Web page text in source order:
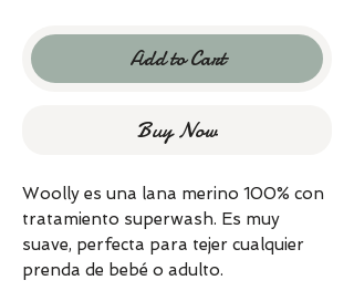
Add to Cart
Buy Now
Woolly es una lana merino 100% con
tratamiento superwash. Es muy
suave, perfecta para tejer cualquier
prenda de bebé o adulto.